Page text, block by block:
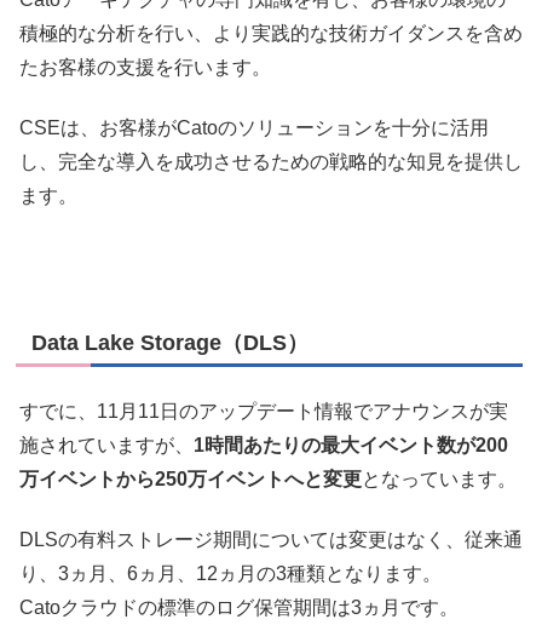
積極的な分析を行い、より実践的な技術ガイダンスを含め
たお客様の支援を行います。
CSEは、お客様がCatoのソリューションを十分に活用
し、完全な導入を成功させるための戦略的な知見を提供し
ます。
Data Lake Storage（DLS）
すでに、11月11日のアップデート情報でアナウンスが実
施されていますが、 1時間あたりの最大イベント数が200
万イベントから250万イベントへと変更となっています。
DLSの有料ストレージ期間については変更はなく、従来通
り、3ヵ月、6ヵ月、12ヵ月の3種類となります。
Catoクラウドの標準のログ保管期間は3ヵ月です。